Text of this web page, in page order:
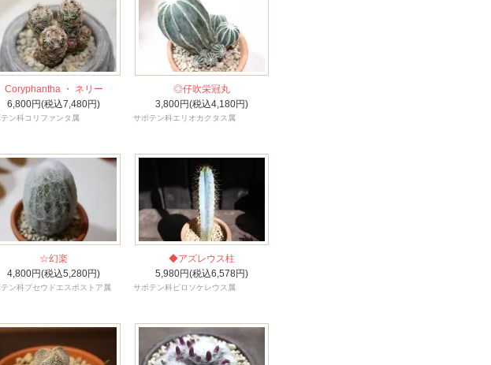
Coryphantha ・ ネリー
6,800円(税込7,480円)
ン科コリファンタ属
◎仔吹栄冠丸
3,800円(税込4,180円)
サボテン科エリオカクタス属
☆幻楽
4,800円(税込5,280円)
ン科プセウドエスポストア属
◆アズレウス柱
5,980円(税込6,578円)
サボテン科ピロソケレウス属